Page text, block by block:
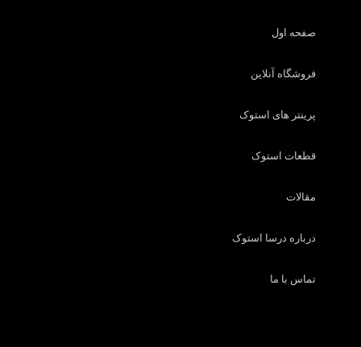
صفحه اول
فروشگاه آنلاین
پرینتر های استوک
قطعات استوک
مقالات
درباره درسا استوک
تماس با ما